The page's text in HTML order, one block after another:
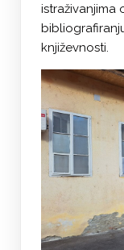
istraživanjima
književnosti.